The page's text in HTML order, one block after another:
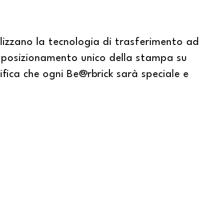
la tecnologia di trasferimento ad
unico della stampa su
che ogni Be@rbrick sarà speciale e